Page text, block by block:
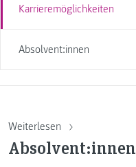
Karrieremöglichkeiten
Absolvent:innen
Weiterlesen
Absolvent:innen